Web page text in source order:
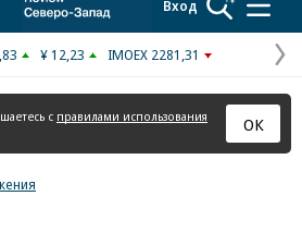
Вход
¥ 12,23 IMOEX 2281,31
с правилами использования
ОК